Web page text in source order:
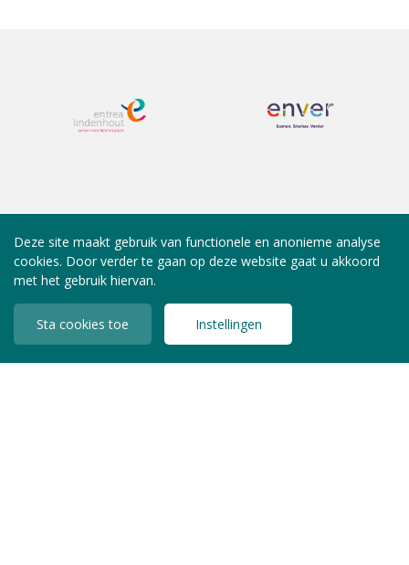
Deze site maakt gebruik van functionele en anonieme analyse
cookies. Door verder te gaan op deze website gaat u akkoord
met het gebruik hiervan.
Sta cookies toe Instellingen